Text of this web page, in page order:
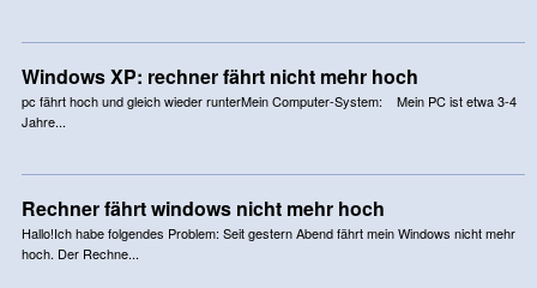
Windows XP: rechner fährt nicht mehr hoch
pc fährt hoch und gleich wieder runterMein Computer-System: Mein PC ist etwa 3-4
Jahre...
Rechner fährt windows nicht mehr hoch
Hallo!Ich habe folgendes Problem: Seit gestern Abend fährt mein Windows nicht mehr
hoch. Der Rechne...